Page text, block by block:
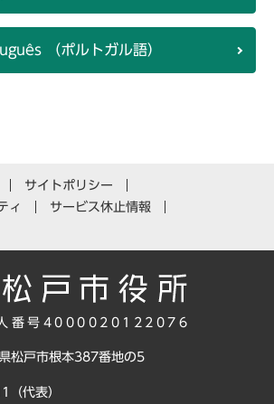
（ポルトガル語）
サイトポリシー
ィ
サービス休止情報
番号4000020122076
松戸市根本387番地の5
代表）